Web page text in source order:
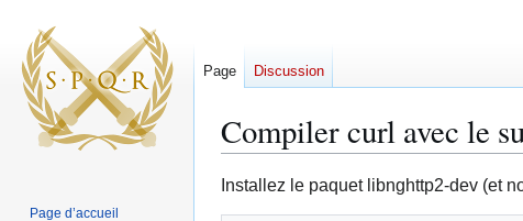
Compiler curl avec le
Aller
Aller
Installez le paquet libnghttp2-dev (et
Page Discussion
Page d’accueil